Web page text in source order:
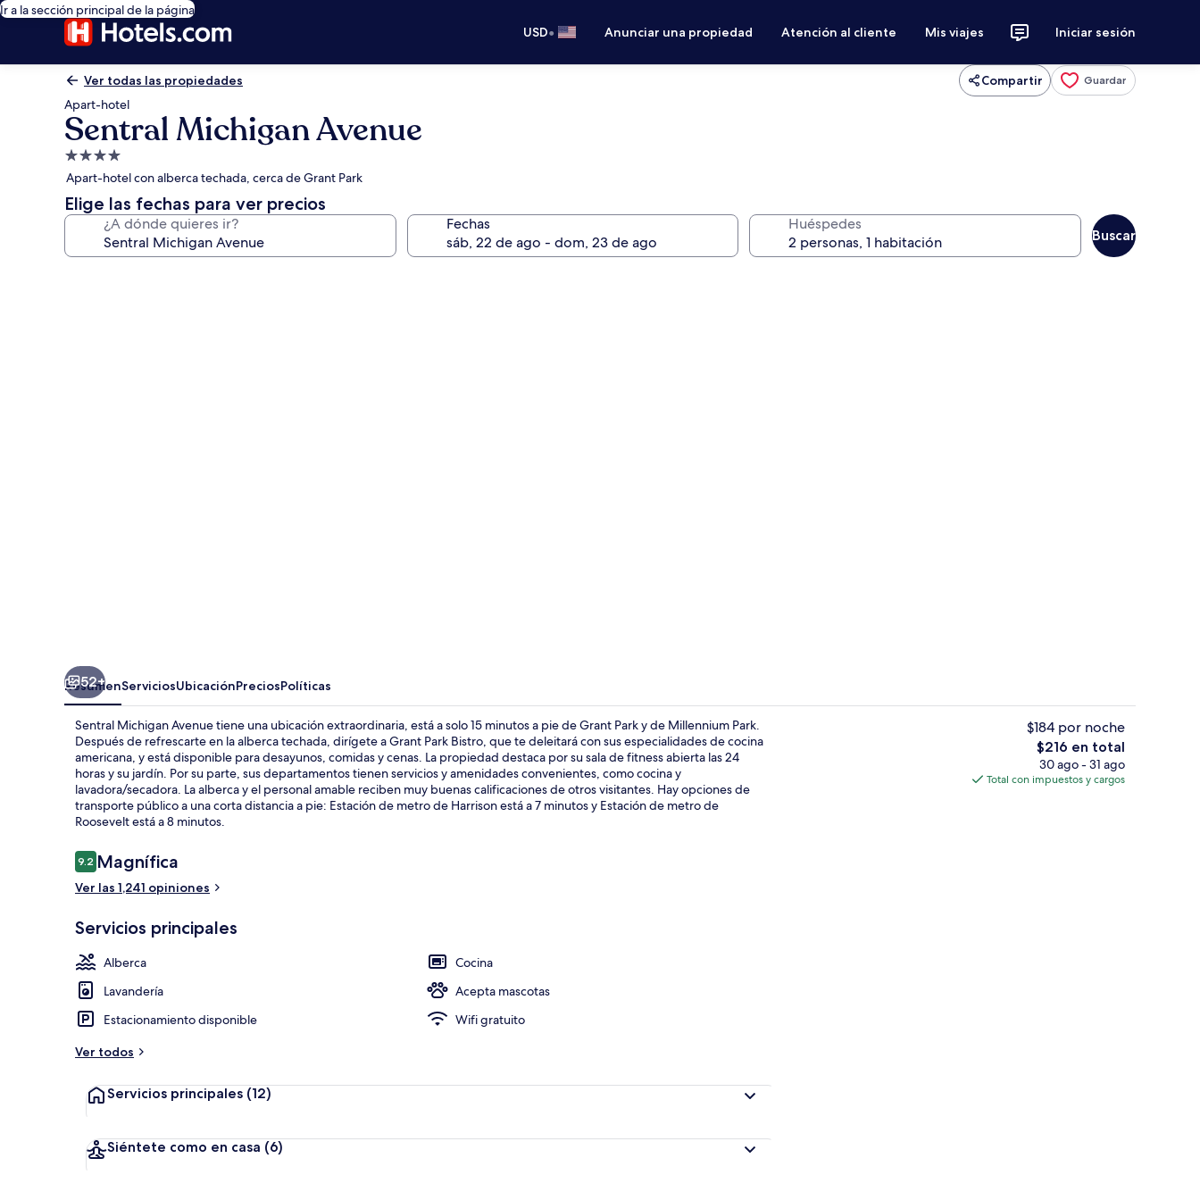
Ir a la sección principal de la página
USD• Anunciar una propiedad Atención al cliente Mis viajes Iniciar sesión
Ver todas las propiedades Compartir Guardar
Apart-hotel
Sentral Michigan Avenue
Propiedad
de
4.0
estrellas
Apart-hotel con alberca techada, cerca de Grant Park
Elige las fechas para ver precios
¿A dónde quieres ir? Fechas Huéspedes
Buscar
Cocina privada
52+
ResumenServiciosUbicaciónPreciosPolíticas
Sentral Michigan Avenue tiene una ubicación extraordinaria, está a solo 15 minutos a pie de Grant Park y de Millennium Park.
Después de refrescarte en la alberca techada, dirígete a Grant Park Bistro, que te deleitará con sus especialidades de cocina
americana, y está disponible para desayunos, comidas y cenas. La propiedad destaca por su sala de fitness abierta las 24
horas y su jardín. Por su parte, sus departamentos tienen servicios y amenidades convenientes, como cocina y
lavadora/secadora. La alberca y el personal amable reciben muy buenas calificaciones de otros visitantes. Hay opciones de
transporte público a una corta distancia a pie: Estación de metro de Harrison está a 7 minutos y Estación de metro de
Roosevelt está a 8 minutos.
Opiniones
9.29.2 de 10,
Magnífica
Ver las 1,241 opiniones
Servicios principales
Alberca
Cocina
Lavandería
Acepta mascotas
Estacionamiento disponible
Wifi gratuito
Ver todos
Servicios principales (12)
Siéntete como en casa (6)
$184 por noche
El
precio
total
$216 en total
30 ago - 31 ago
Total con impuestos y cargos